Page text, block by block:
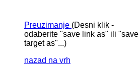
Preuzimanje (Desni klik -
odaberite "save link as" ili "save
target as"...)
nazad na vrh